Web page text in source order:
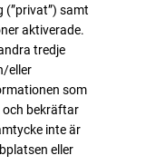
(”privat”) samt
aktiverade.
tredje
eller
som
bekräftar
inte är
eller